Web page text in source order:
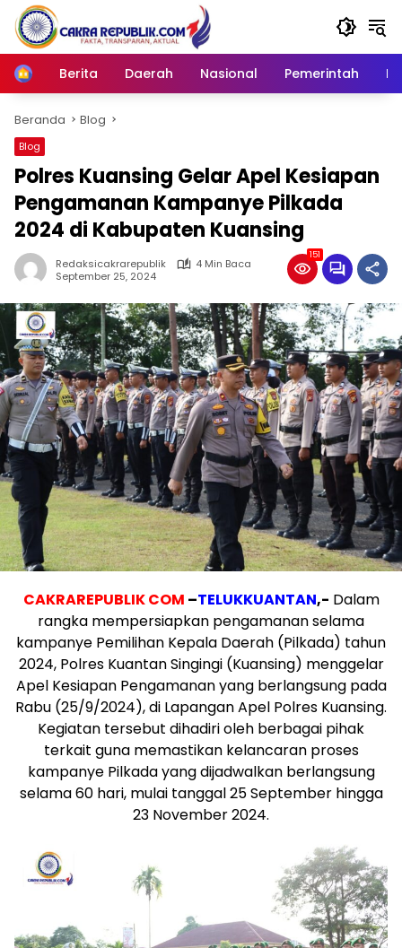
Langsung
konten
Home
Berita Daerah Nasional Pemerintah
Beranda Blog
Blog
Polres Kuansing Gelar Apel Kesiapan
Pengamanan Kampanye Pilkada
2024 di Kabupaten Kuansing
Redaksicakrarepublik
4 Min Baca
September 25, 2024
151
CAKRAREPUBLIK COM –TELUKKUANTAN,- Dalam
rangka mempersiapkan pengamanan selama
kampanye Pemilihan Kepala Daerah (Pilkada) tahun
2024, Polres Kuantan Singingi (Kuansing) menggelar
Apel Kesiapan Pengamanan yang berlangsung pada
Rabu (25/9/2024), di Lapangan Apel Polres Kuansing.
Kegiatan tersebut dihadiri oleh berbagai pihak
terkait guna memastikan kelancaran proses
kampanye Pilkada yang dijadwalkan berlangsung
selama 60 hari, mulai tanggal 25 September hingga
23 November 2024.